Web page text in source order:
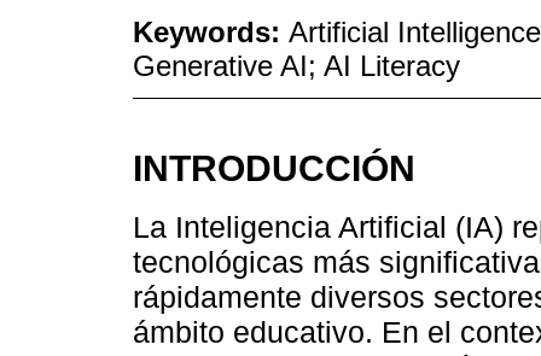
Keywords: Artificial
Generative AI; AI Literacy
INTRODUCCIÓN
La Inteligencia Artificial (IA)
tecnológicas más
rápidamente diversos
ámbito educativo. En el